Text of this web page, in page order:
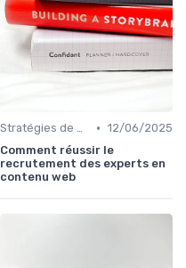
Stratégies de Recrutement Digital • 12/06/2025
Comment réussir le
recrutement des experts en
contenu web